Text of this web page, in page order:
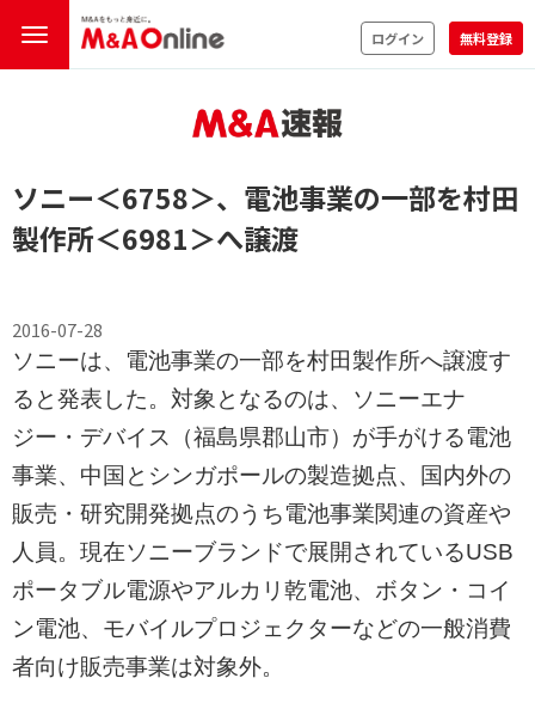
ログイン 無料登録
ソニー＜6758＞、電池事業の一部を村田
製作所＜6981＞へ譲渡
2016-07-28
ソニーは、電池事業の一部を村田製作所へ譲渡す
ると発表した。対象となるのは、ソニーエナ
ジー・デバイス（福島県郡山市）が手がける電池
事業、中国とシンガポールの製造拠点、国内外の
販売・研究開発拠点のうち電池事業関連の資産や
人員。現在ソニーブランドで展開されているUSB
ポータブル電源やアルカリ乾電池、ボタン・コイ
ン電池、モバイルプロジェクターなどの一般消費
者向け販売事業は対象外。